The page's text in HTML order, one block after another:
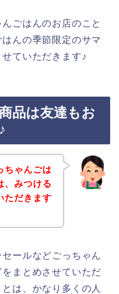
ごはんのお店のこと
んの季節限定のサマ
ていただきます♪
品は友達もお
ちゃんごは
、みつける
ただきます
ールなどごっちゃん
まとめさせていただ
は、かなり多くの人